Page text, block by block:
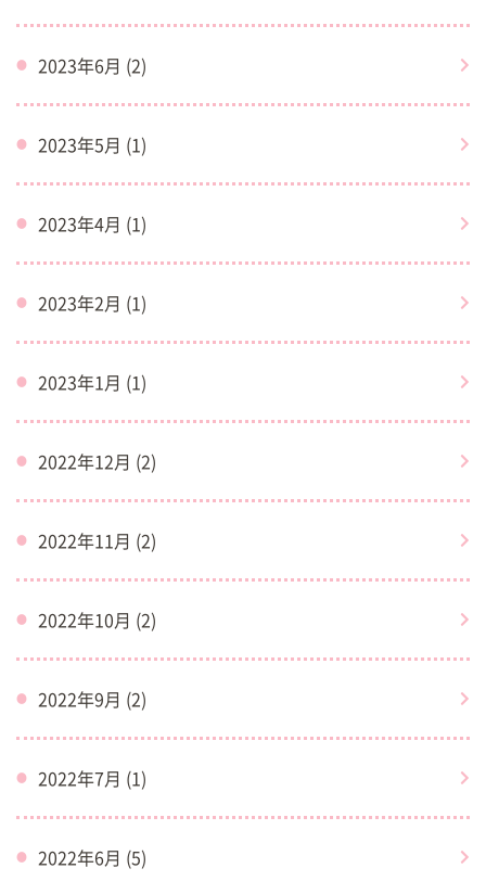
2023年6月 (2)
2023年5月 (1)
2023年4月 (1)
2023年2月 (1)
2023年1月 (1)
2022年12月 (2)
2022年11月 (2)
2022年10月 (2)
2022年9月 (2)
2022年7月 (1)
2022年6月 (5)